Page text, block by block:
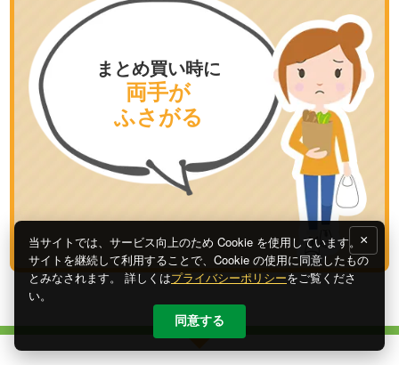
まとめ買い時に
両手が
ふさがる
×
当サイトでは、サービス向上のため Cookie を使用しています。
サイトを継続して利用することで、Cookie の使用に同意したもの
とみなされます。 詳しくはプライバシーポリシーをご覧くださ
い。
同意する